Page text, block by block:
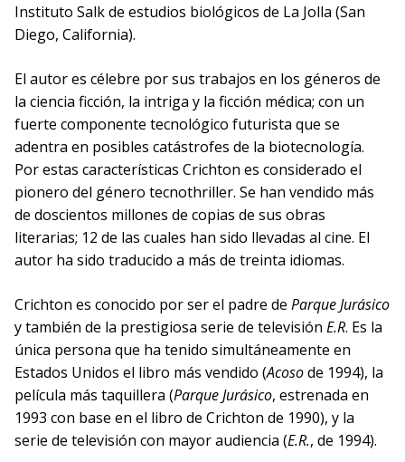
Instituto Salk de estudios biológicos de La Jolla (San
Diego, California).
El autor es célebre por sus trabajos en los géneros de
la ciencia ficción, la intriga y la ficción médica; con un
fuerte componente tecnológico futurista que se
adentra en posibles catástrofes de la biotecnología.
Por estas características Crichton es considerado el
pionero del género tecnothriller. Se han vendido más
de doscientos millones de copias de sus obras
literarias; 12 de las cuales han sido llevadas al cine. El
autor ha sido traducido a más de treinta idiomas.
Crichton es conocido por ser el padre de Parque Jurásico
y también de la prestigiosa serie de televisión E.R. Es la
única persona que ha tenido simultáneamente en
Estados Unidos el libro más vendido (Acosode 1994), la
película más taquillera (Parque Jurásico, estrenada en
1993 con base en el libro de Crichton de 1990), y la
serie de televisión con mayor audiencia (E.R., de 1994).